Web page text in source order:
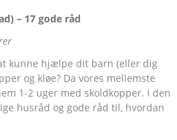
– 17 gode råd
kunne hjælpe dit barn (eller dig
og kløe? Da vores mellemste
1-2 uger med skoldkopper. I den
husråd og gode råd til, hvordan